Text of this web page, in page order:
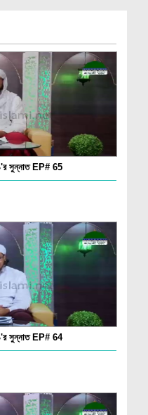
প্রিয় নবী صلی اللہ علیہ وآلہ وسلم'র সুন্নাত EP# 65
প্রিয় নবী صلی اللہ علیہ وآلہ وسلم'র সুন্নাত EP# 64